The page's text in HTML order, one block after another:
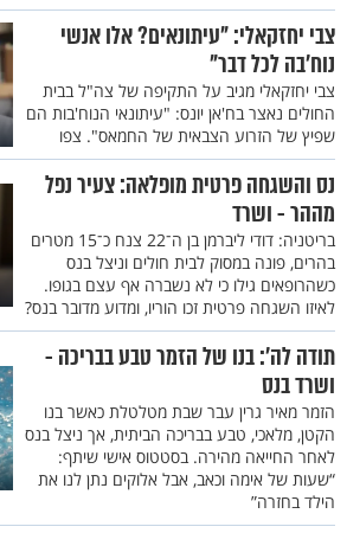
צבי יחזקאלי: "עיתונאים? אלו אנשי
נוח'בה לכל דבר"
צבי יחזקאלי מגיב על התקיפה של צה"ל בבית
החולים נאצר בח'אן יונס: "עיתונאי הנוח'בות הם
שפיץ של הזרוע הצבאית של החמאס". צפו
נס והשגחה פרטית מופלאה: צעיר נפל
מההר - ושרד
בריטניה: דודי ליברמן בן ה־22 צנח כ־15 מטרים
בהרים, פונה במסוק לבית חולים וניצל בנס
כשהרופאים גילו כי לא נשברה אף עצם בגופו.
לאיזו השגחה פרטית זכו הוריו, ומדוע מדובר בנס?
תודה לה': בנו של הזמר טבע בבריכה -
ושרד בנס
הזמר מאיר גרין עבר שבת מטלטלת כאשר בנו
הקטן, מלאכי, טבע בבריכה הביתית, אך ניצל בנס
לאחר החייאה מהירה. בסטטוס אישי שיתף:
“שעות של אימה וכאב, אבל אלוקים נתן לנו את
הילד בחזרה”